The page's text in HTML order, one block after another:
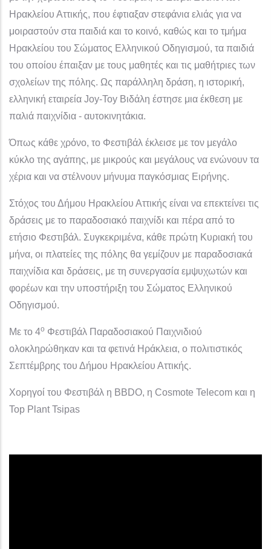
Ηρακλείου Αττικής, που έφτιαξαν στεφάνια ελιάς για να
μοιραστούν στα παιδιά και το κοινό, καθώς και το τμήμα
Ηρακλείου του Σώματος Ελληνικού Οδηγισμού, τα παιδιά
του οποίου έπαιξαν με τους μαθητές και τις μαθήτριες των
σχολείων της πόλης. Ως παράλληλη δράση, η ιστορική,
ελληνική εταιρεία Joy-Toy Βιδάλη έστησε μια έκθεση με
παλιά παιχνίδια - αυτοκινητάκια.
Όπως κάθε χρόνο, το Φεστιβάλ έκλεισε με τον μεγάλο
κύκλο της αγάπης, με μικρούς και μεγάλους να ενώνουν τα
χέρια και να στέλνουν μήνυμα παγκόσμιας Ειρήνης.
Στόχος του Δήμου Ηρακλείου Αττικής είναι να επεκτείνει τις
δράσεις με το παραδοσιακό παιχνίδι και πέρα από το
ετήσιο Φεστιβάλ. Συγκεκριμένα, κάθε πρώτη Κυριακή του
μήνα, οι πλατείες της πόλης θα γεμίζουν με παραδοσιακά
παιχνίδια και δράσεις, με τη συνεργασία εμψυχωτών και
φορέων και την υποστήριξη του Σώματος Ελληνικού
Οδηγισμού.
Με το 4ο Φεστιβάλ Παραδοσιακού Παιχνιδιού
ολοκληρώθηκαν και τα φετινά Ηράκλεια, ο πολιτιστικός
Σεπτέμβρης του Δήμου Ηρακλείου Αττικής.
Χορηγοί του Φεστιβάλ η BBDO, η Cosmote Telecom και η
Top Plant Tsipas